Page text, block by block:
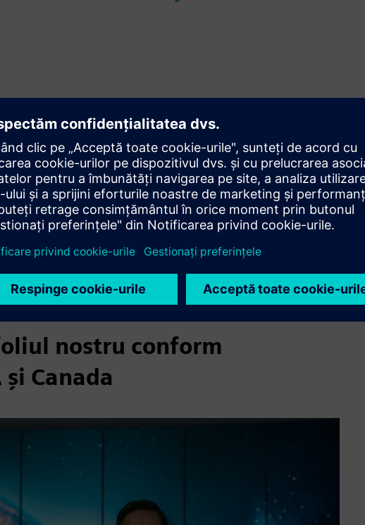
cu toate standardele de siguranță
de autoritățile nord-americane
utilizate în SUA trebuie
tehnic, Siemens AG
nostru conform
Canada